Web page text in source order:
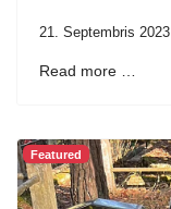
21. Septembris 2023
Read more …
Featured